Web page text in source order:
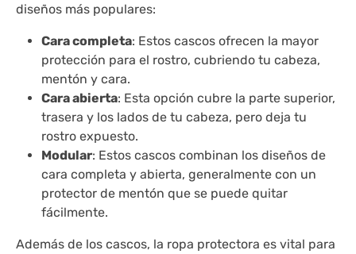
diseños más populares:
Cara completa: Estos cascos ofrecen la mayor
protección para el rostro, cubriendo tu cabeza,
mentón y cara.
Cara abierta: Esta opción cubre la parte superior,
trasera y los lados de tu cabeza, pero deja tu
rostro expuesto.
Modular: Estos cascos combinan los diseños de
cara completa y abierta, generalmente con un
protector de mentón que se puede quitar
fácilmente.
Además de los cascos, la ropa protectora es vital para